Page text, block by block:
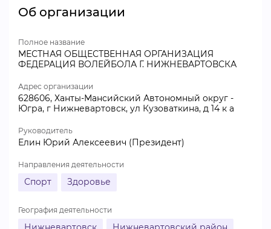
Об организации
Полное название
МЕСТНАЯ ОБЩЕСТВЕННАЯ ОРГАНИЗАЦИЯ
ФЕДЕРАЦИЯ ВОЛЕЙБОЛА Г. НИЖНЕВАРТОВСКА
Адрес организации
628606, Ханты-Мансийский Автономный округ -
Югра, г Нижневартовск, ул Кузоваткина, д 14 к а
Руководитель
Елин Юрий Алексеевич (Президент)
Направления деятельности
Спорт Здоровье
География деятельности